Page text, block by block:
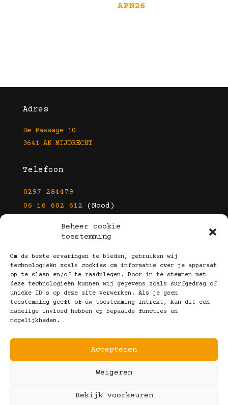
Beheer cookie
toestemming
Om de beste ervaringen te bieden, gebruiken wij
technologieën zoals cookies om informatie over je apparaat
op te slaan en/of te raadplegen. Door in te stemmen met
deze technologieën kunnen wij gegevens zoals surfgedrag of
unieke ID's op deze site verwerken. Als je geen
toestemming geeft of uw toestemming intrekt, kan dit een
nadelige invloed hebben op bepaalde functies en
mogelijkheden.
Accepteren
Weigeren
Bekijk voorkeuren
APN26
Adres
De Passage 10
3641 AK MIJDRECHT
Telefoon
0297 284479
06 16 602 612 (Nood)
info@kootbrillen.nl
Volg Ons!
Copyright © 2025 Koot Brillen
Algemene Voorwaarden